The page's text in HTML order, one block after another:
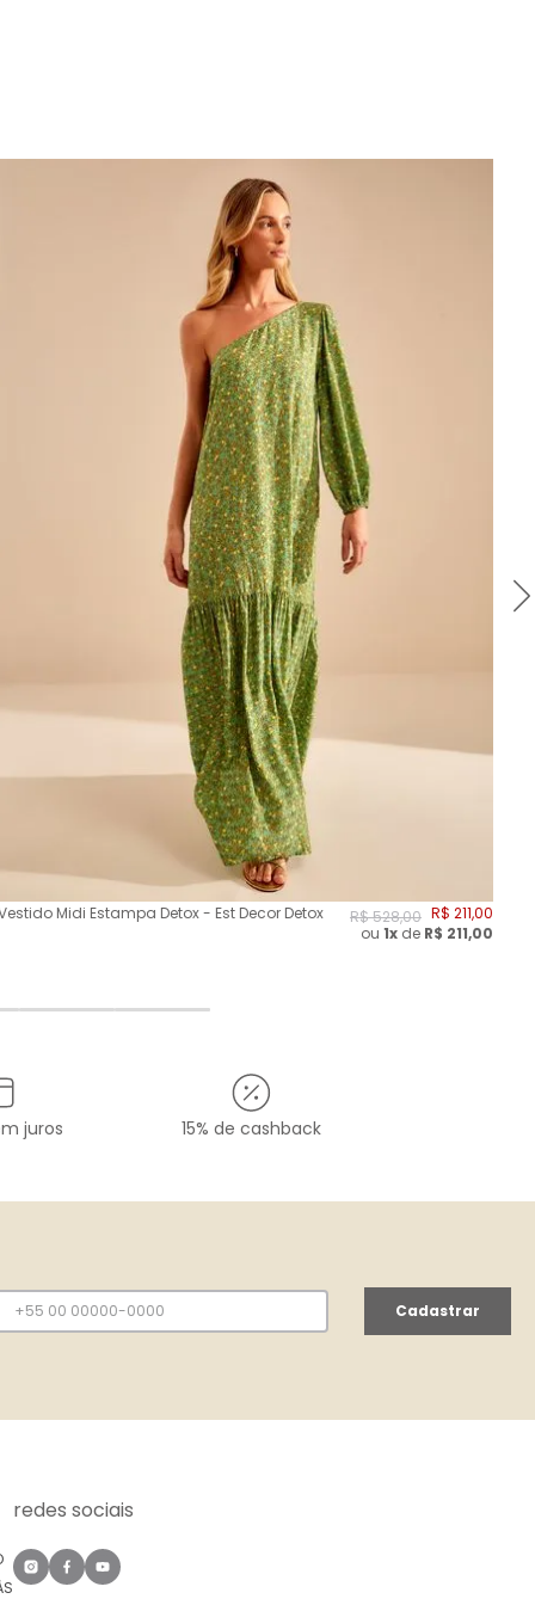
Midi Estampa Detox - Est Decor Detox R$528,00 R$ 211,00
ou 1xde R$ 211,00
juros 15% de cashback
Cadastrar
redes sociais